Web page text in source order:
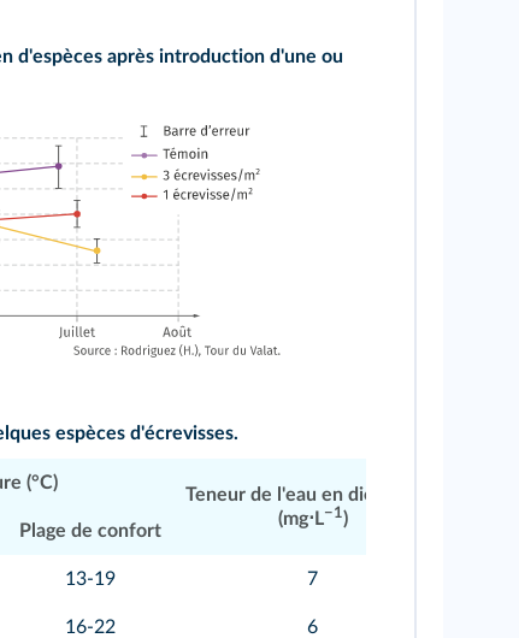
d'espèces après introduction d'une ou
espèces d'écrevisses.
(°C)
Teneur de l'eau en dioxygène
(mg⋅L−1)
Plage de confort
13-19 7
16-22 6